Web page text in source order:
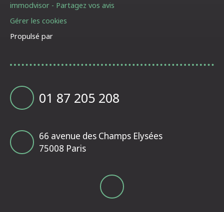
immodvisor - Partagez vos avis
Gérer les cookies
Propulsé par
01 87 205 208
66 avenue des Champs Elysées
75008 Paris